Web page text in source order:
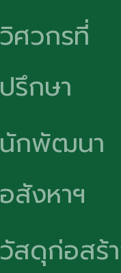
วิศวกรที่
ปรึกษา
นักพัฒนา
อสังหาฯ
วัสดุก่อสร้